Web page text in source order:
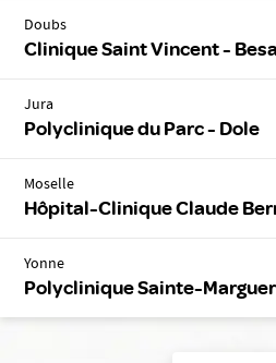
Doubs
Clinique Saint Vincent -
Jura
Polyclinique du Parc - Dole
Moselle
Hôpital-Clinique Claude
Yonne
Polyclinique Sainte-